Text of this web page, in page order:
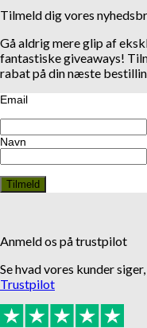
Tilmeld dig vores
Gå aldrig mere glip af
fantastiske giveaways!
rabat på din næste
Email
Navn
Anmeld os på trustpilot
Se hvad vores kunder
Trustpilot